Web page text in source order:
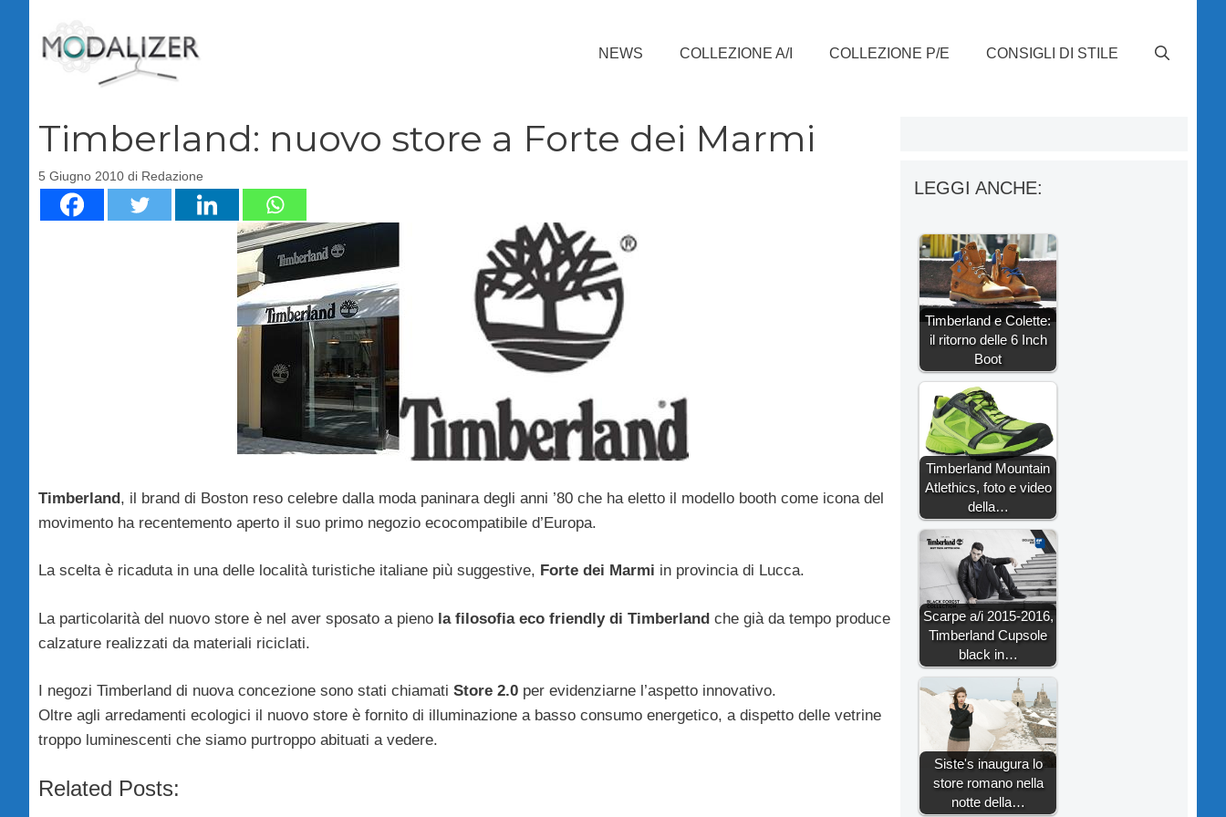
contenuto
NEWS COLLEZIONE A/I COLLEZIONE P/E CONSIGLI DI STILE
Timberland: nuovo store a Forte dei Marmi
5 Giugno 2010 di Redazione
Timberland, il brand di Boston reso celebre dalla moda paninara degli anni ’80 che ha eletto il modello booth come icona del
movimento ha recentemento aperto il suo primo negozio ecocompatibile d’Europa.
La scelta è ricaduta in una delle località turistiche italiane più suggestive, Forte dei Marmi in provincia di Lucca.
La particolarità del nuovo store è nel aver sposato a pieno la filosofia eco friendly di Timberland che già da tempo produce
calzature realizzati da materiali riciclati.
I negozi Timberland di nuova concezione sono stati chiamati Store 2.0 per evidenziarne l’aspetto innovativo.
Oltre agli arredamenti ecologici il nuovo store è fornito di illuminazione a basso consumo energetico, a dispetto delle vetrine
troppo luminescenti che siamo purtroppo abituati a vedere.
Related Posts:
LEGGI ANCHE:
Timberland e Colette:
il ritorno delle 6 Inch
Boot
Timberland Mountain
Atlethics, foto e video
della…
Scarpe a/i 2015-2016,
Timberland Cupsole
black in…
Siste's inaugura lo
store romano nella
notte della…